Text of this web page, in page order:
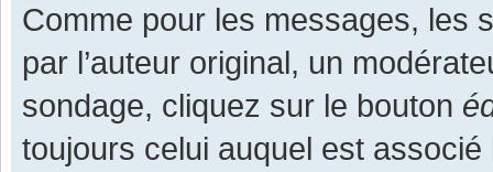
Comme pour les messages, les
par l’auteur original, un
sondage, cliquez sur le bouton
toujours celui auquel est associé